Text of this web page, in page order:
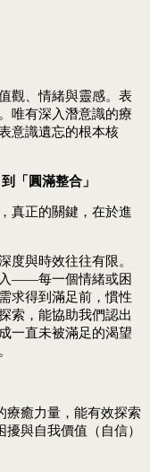
觀、情緒與靈感。表
唯有深入潛意識的療
意識遺忘的根本核
「圓滿整合」
真正的關鍵，在於進
度與時效往往有限。
——每一個情緒或困
求得到滿足前，慣性
索，能協助我們認出
一直未被滿足的渴望
療癒力量，能有效探索
與自我價值（自信）